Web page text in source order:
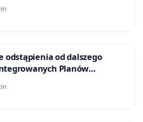
odstąpienia od dalszego
Planów
– Barnasiówka” oraz